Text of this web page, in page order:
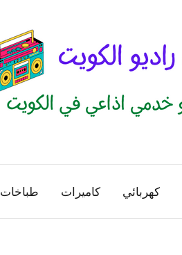
الكويت
منصة
اذاعية
كهربائي كاميرات طباخات